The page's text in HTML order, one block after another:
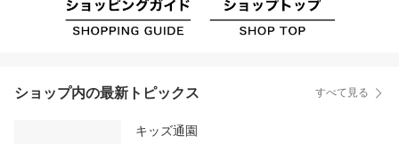
ショップ内の最新トピックス すべて見る
キッズ通園